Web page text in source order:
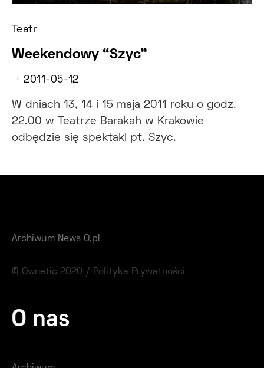
Teatr
Weekendowy “Szyc”
2011-05-12
W dniach 13, 14 i 15 maja 2011 roku o godz.
22.00 w Teatrze Barakah w Krakowie
odbędzie się spektakl pt. Szyc.
Archiwum News O.pl
© Ownetic 2020 / Polityka Prywatności
O nas